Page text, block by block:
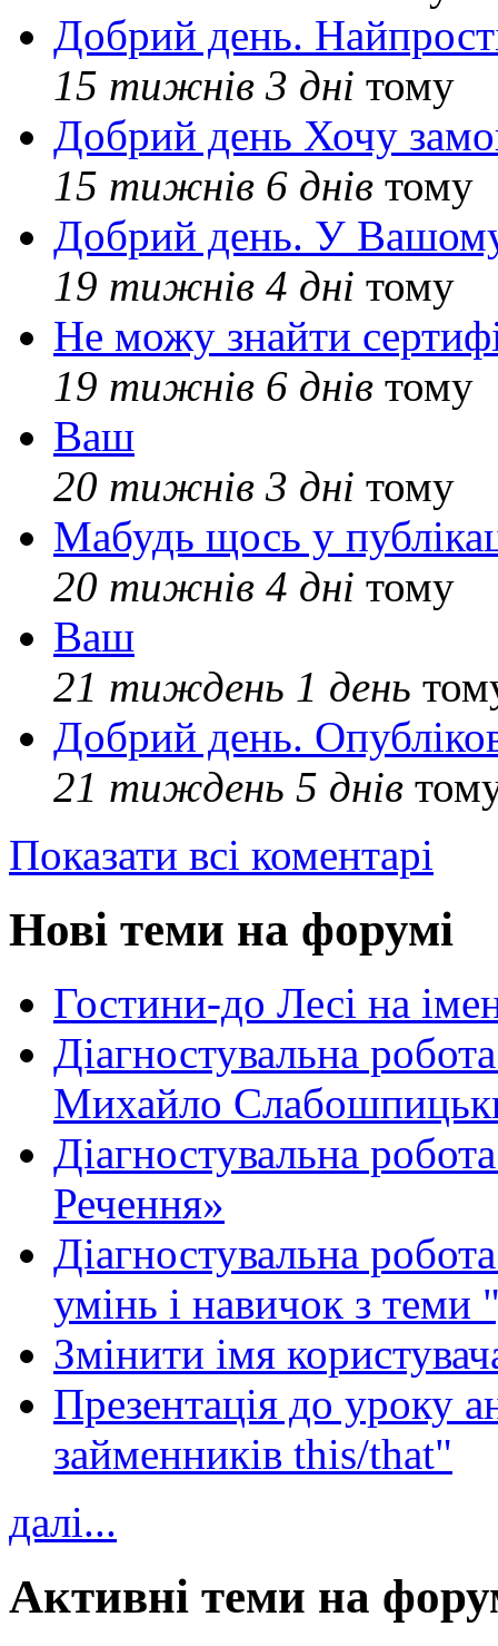
Добрий день.
15 тижнів 3 дні тому
Добрий день Хочу
15 тижнів 6 днів тому
Добрий день. У Вашому
19 тижнів 4 дні тому
Не можу знайти
19 тижнів 6 днів тому
Ваш
20 тижнів 3 дні тому
Мабудь щось у
20 тижнів 4 дні тому
Ваш
21 тиждень 1 день
Добрий день.
21 тиждень 5 днів
Показати всі коментарі
Нові теми на форумі
Гостини-до Лесі на
Діагностувальна
Михайло
Діагностувальна
Речення»
Діагностувальна
умінь і навичок з теми
Змінити імя
Презентація до уроку
займенників this/that"
далі...
Активні теми на